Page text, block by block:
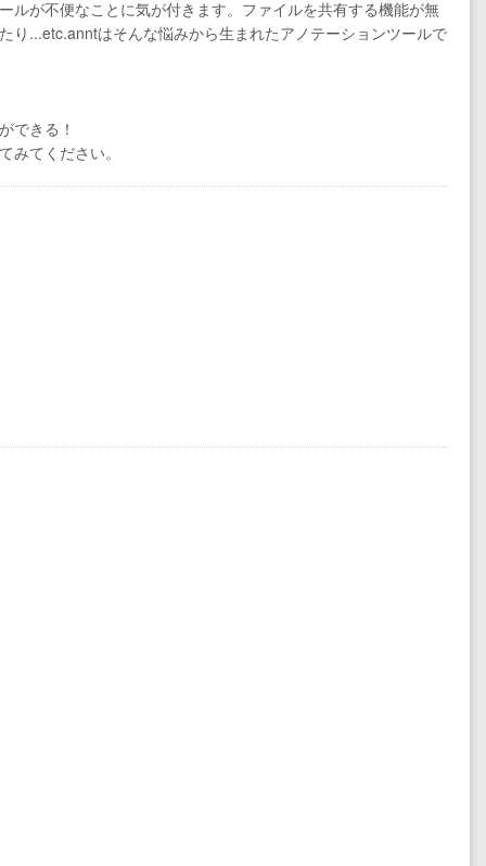
ルが不便なことに気が付きます。ファイルを共有する機能が無
り...etc.anntはそんな悩みから生まれたアノテーションツールで
できる！
てください。